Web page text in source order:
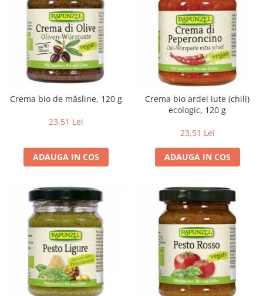
Crema bio de măsline, 120 g
23,51 Lei
ADAUGA IN COS
Crema bio ardei iute (chili)
ecologic, 120 g
23,51 Lei
ADAUGA IN COS